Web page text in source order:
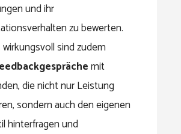
und ihr
zu bewerten.
sind zudem
mit
die nicht nur Leistung
sondern auch den eigenen
hinterfragen und